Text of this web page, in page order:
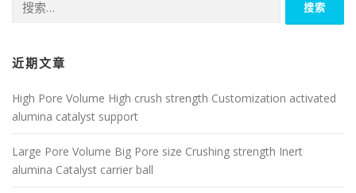
索：
近期文章
High Pore Volume High crush strength Customization activated
alumina catalyst support
Large Pore Volume Big Pore size Crushing strength Inert
alumina Catalyst carrier ball